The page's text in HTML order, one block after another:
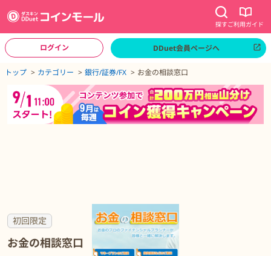
探すご利用ガイド
ログイン DDuet会員ページへ
トップ カテゴリー 銀行/証券/FX お金の相談窓口
初回限定
お金の相談窓口
ジトップへ